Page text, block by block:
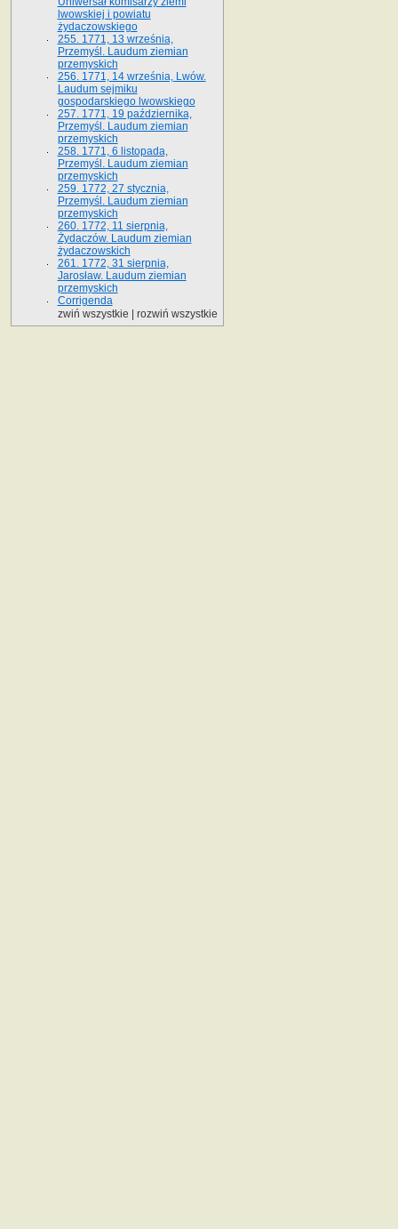
lwowskiej i powiatu
żydaczowskiego
255. 1771, 13 września,
Przemyśl. Laudum ziemian
przemyskich
256. 1771, 14 września, Lwów.
Laudum sejmiku
gospodarskiego lwowskiego
257. 1771, 19 października,
Przemyśl. Laudum ziemian
przemyskich
258. 1771, 6 listopada,
Przemyśl. Laudum ziemian
przemyskich
259. 1772, 27 stycznia,
Przemyśl. Laudum ziemian
przemyskich
260. 1772, 11 sierpnia,
Żydaczów. Laudum ziemian
żydaczowskich
261. 1772, 31 sierpnia,
Jarosław. Laudum ziemian
przemyskich
Corrigenda
zwiń wszystkie
rozwiń wszystkie